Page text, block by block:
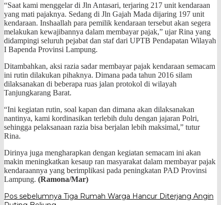
“Saat kami menggelar di Jln Antasari, terjaring 217 unit kendaraan
yang mati pajaknya. Sedang di Jln Gajah Mada dijaring 197 unit
kendaraan. Inshaallah para pemilik kendaraan tersebut akan segera
melakukan kewajibannya dalam membayar pajak,” ujar Rina yang
didampingi seluruh pejabat dan staf dari UPTB Pendapatan Wilayah
I Bapenda Provinsi Lampung.
Ditambahkan, aksi razia sadar membayar pajak kendaraan semacam
ini rutin dilakukan pihaknya. Dimana pada tahun 2016 silam
dilaksanakan di beberapa ruas jalan protokol di wilayah
Tanjungkarang Barat.
“Ini kegiatan rutin, soal kapan dan dimana akan dilaksanakan
nantinya, kami kordinasikan terlebih dulu dengan jajaran Polri,
sehingga pelaksanaan razia bisa berjalan lebih maksimal,” tutur
Rina.
Dirinya juga mengharapkan dengan kegiatan semacam ini akan
makin meningkatkan kesaup ran masyarakat dalam membayar pajak
kendaraannya yang berimplikasi pada peningkatan PAD Provinsi
Lampung. (Ramona/Mar)
Navigasi
Pos sebelumnya Tiga Rumah Warga Hancur Diterjang Angin